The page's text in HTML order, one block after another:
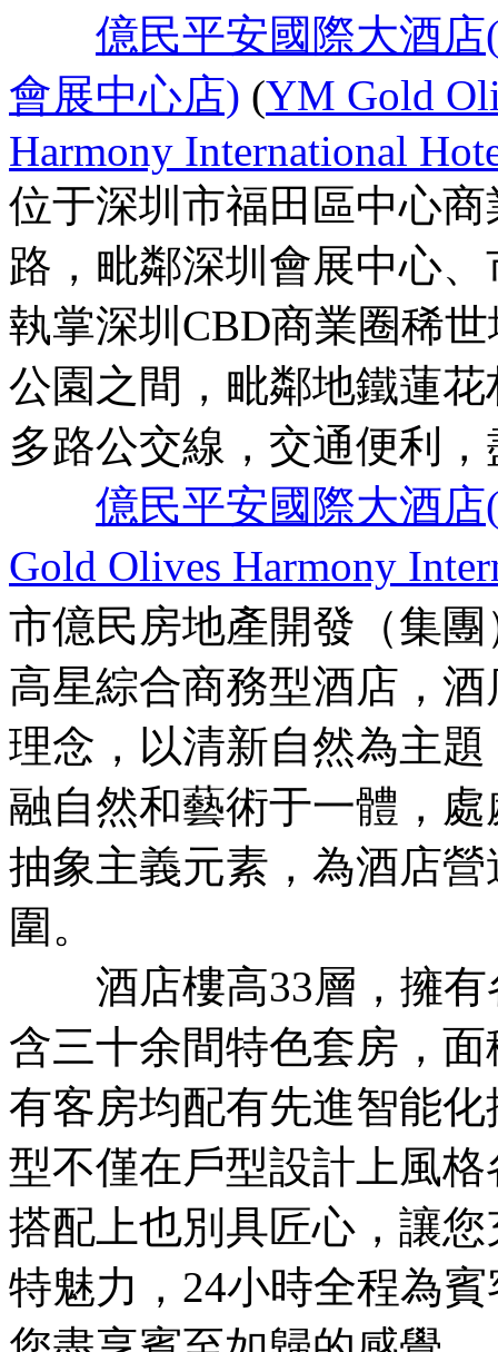
億民平安國際大酒
會展中心店) (YM Gold
Harmony International
位于深圳市福田區中心
路，毗鄰深圳會展中心
執掌深圳CBD商業圈稀
公園之間，毗鄰地鐵蓮
多路公交線，交通便利
億民平安國際大酒
Gold Olives Harmony
市億民房地產開發（集
高星綜合商務型酒店，
理念，以清新自然為主
融自然和藝術于一體，
抽象主義元素，為酒店
圍。
酒店樓高33層，擁有
含三十余間特色套房，
有客房均配有先進智能
型不僅在戶型設計上風
搭配上也別具匠心，讓
特魅力，24小時全程為